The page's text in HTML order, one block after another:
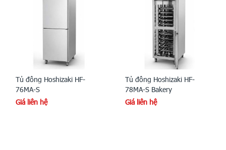
Tủ đông Hoshizaki HF-
76MA-S
Giá liên hệ
Tủ đông Hoshizaki HF-
78MA-S Bakery
Giá liên hệ